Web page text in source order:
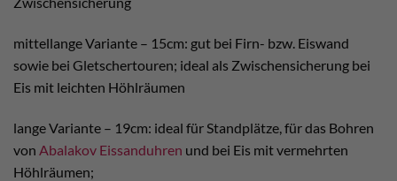
mittellange Variante – 15cm: gut bei Firn- bzw. Eiswand
sowie bei Gletschertouren; ideal als Zwischensicherung bei
Eis mit leichten Höhlräumen
lange Variante – 19cm: ideal für Standplätze, für das Bohren
von Abalakov Eissanduhren und bei Eis mit vermehrten
Höhlräumen;